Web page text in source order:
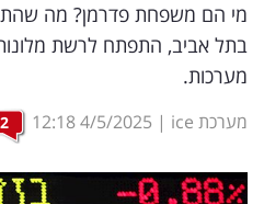
שיווק
ופרסום
ומחקרים
בתל אביב, התפתח לרשת
מערכות.
מערכת ice |
4/5/2025
12:18
2